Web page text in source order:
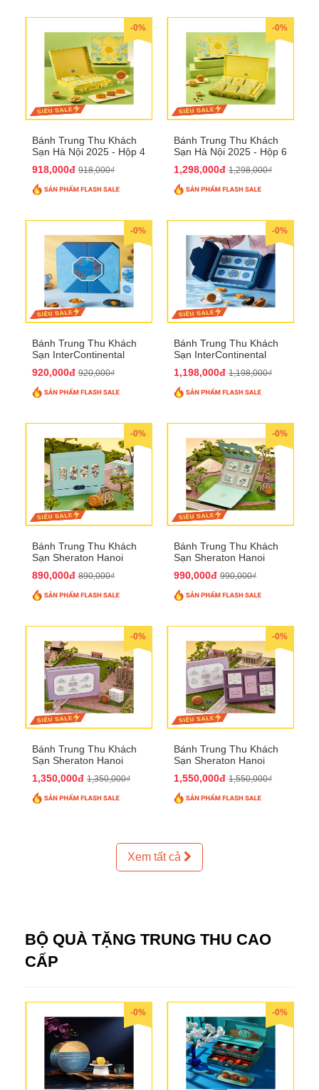
-0%
Bánh Trung Thu Khách
Sạn Hà Nội 2025 - Hộp 4
918,000đ 918,000₫
-0%
Bánh Trung Thu Khách
Sạn Hà Nội 2025 - Hộp 6
1,298,000đ 1,298,000₫
-0%
Bánh Trung Thu Khách
Sạn InterContinental
QTTT26
920,000đ 920,000₫
-0%
Bánh Trung Thu Khách
Sạn InterContinental
QTTT27
1,198,000đ 1,198,000₫
-0%
Bánh Trung Thu Khách
Sạn Sheraton Hanoi
890,000đ 890,000₫
-0%
Bánh Trung Thu Khách
Sạn Sheraton Hanoi
990,000đ 990,000₫
-0%
Bánh Trung Thu Khách
Sạn Sheraton Hanoi
1,350,000đ 1,350,000₫
-0%
Bánh Trung Thu Khách
Sạn Sheraton Hanoi
1,550,000đ 1,550,000₫
Xem tất cả
BỘ QUÀ TẶNG TRUNG THU CAO
CẤP
-0% -0%